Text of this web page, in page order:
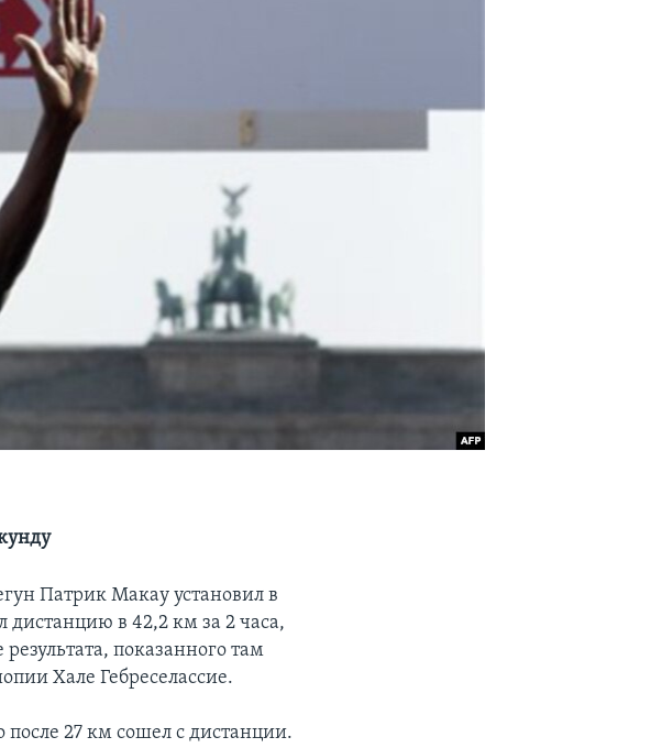
Патрик Макау установил в
дистанцию в 42,2 км за 2 часа,
показанного там
Хале Гебреселассие.
после 27 км сошел с дистанции.